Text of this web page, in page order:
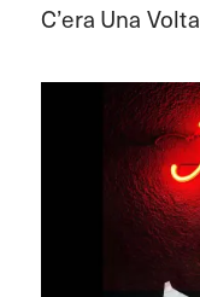
C’era Una Volta